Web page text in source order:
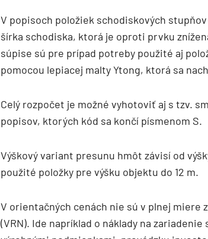
V popisoch položiek schodiskových
šírka schodiska, ktorá je oproti prvku
súpise sú pre prípad potreby použité aj
pomocou lepiacej malty Ytong, ktorá sa
Celý rozpočet je možné vyhotoviť aj s tzv.
popisov, ktorých kód sa končí písmenom S.
Výškový variant presunu hmôt závisí od
použité položky pre výšku objektu do 12 m.
V orientačných cenách nie sú v plnej miere
(VRN). Ide napríklad o náklady na